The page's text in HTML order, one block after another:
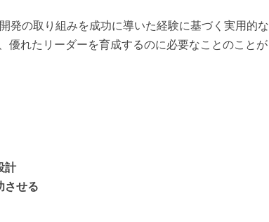
発の取り組みを成功に導いた経験に基づく実用的な
優れたリーダーを育成するのに必要なことのことが
計
させる